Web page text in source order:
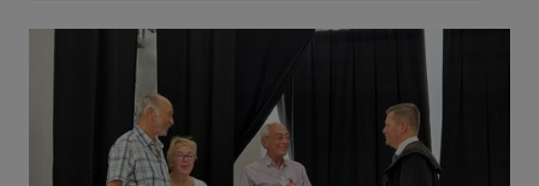
„Der Bedarf ist weiterhin hoch“